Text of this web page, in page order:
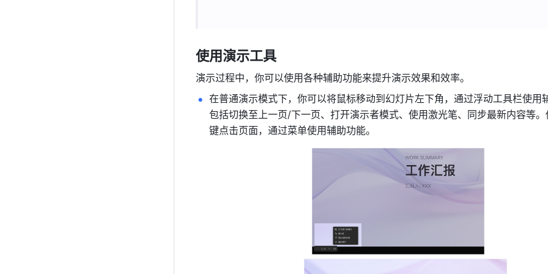
使用演示工具
演示过程中，你可以使用各种辅助功能来提升演示效果和效率。
在普通演示模式下，你可以将鼠标移动到幻灯片左下角，通过浮动工具栏使用
包括切换至上一页/下一页、打开演示者模式、使用激光笔、同步最新内容等。
键点击页面，通过菜单使用辅助功能。